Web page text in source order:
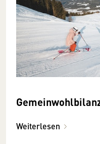
Weiterlesen